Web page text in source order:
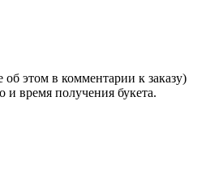
этом в комментарии к заказу)
и время получения букета.